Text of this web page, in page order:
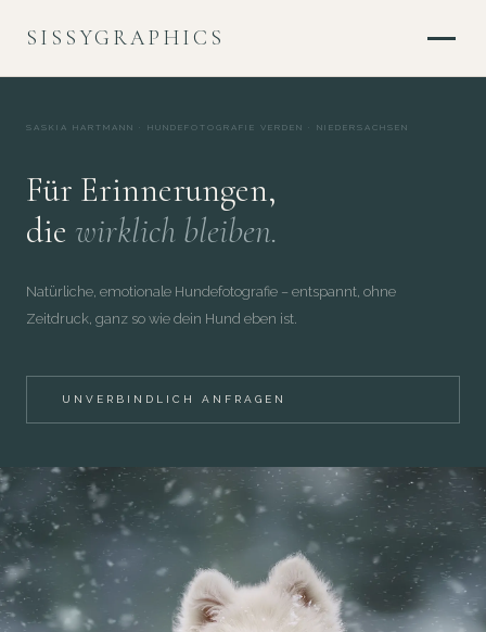
SISSYGRAPHICS
SASKIA HARTMANN · HUNDEFOTOGRAFIE VERDEN · NIEDERSACHSEN
Für Erinnerungen,
die wirklich bleiben.
Natürliche, emotionale Hundefotografie – entspannt, ohne
Zeitdruck, ganz so wie dein Hund eben ist.
UNVERBINDLICH ANFRAGEN